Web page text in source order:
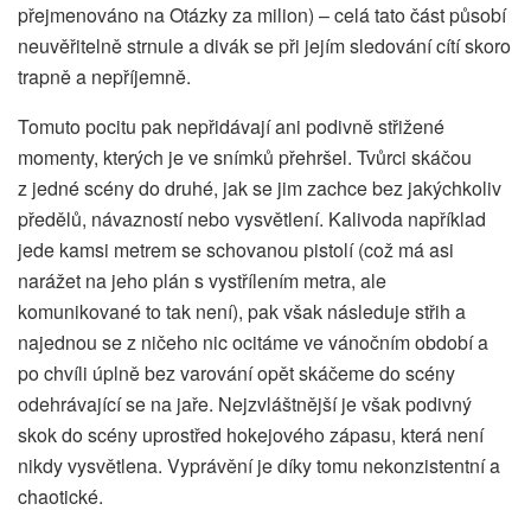
přejmenováno na Otázky za milion) – celá tato část působí
neuvěřitelně strnule a divák se při jejím sledování cítí skoro
trapně a nepříjemně.
Tomuto pocitu pak nepřidávají ani podivně střižené
momenty, kterých je ve snímků přehršel. Tvůrci skáčou
z jedné scény do druhé, jak se jim zachce bez jakýchkoliv
předělů, návazností nebo vysvětlení. Kalivoda například
jede kamsi metrem se schovanou pistolí (což má asi
narážet na jeho plán s vystřílením metra, ale
komunikované to tak není), pak však následuje střih a
najednou se z ničeho nic ocitáme ve vánočním období a
po chvíli úplně bez varování opět skáčeme do scény
odehrávající se na jaře. Nejzvláštnější je však podivný
skok do scény uprostřed hokejového zápasu, která není
nikdy vysvětlena. Vyprávění je díky tomu nekonzistentní a
chaotické.